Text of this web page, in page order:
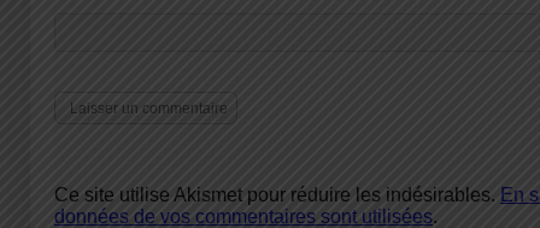
Ce site utilise Akismet pour réduire les indésirables. En
données de vos commentaires sont utilisées.